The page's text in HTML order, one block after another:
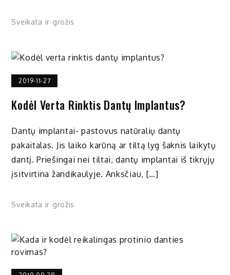
Sveikata ir grožis
2019-11-27
Kodėl Verta Rinktis Dantų Implantus?
Dantų implantai- pastovus natūralių dantų
pakaitalas. Jis laiko karūną ar tiltą lyg šaknis laikytų
dantį. Priešingai nei tiltai, dantų implantai iš tikrųjų
įsitvirtina žandikaulyje. Anksčiau, […]
Sveikata ir grožis